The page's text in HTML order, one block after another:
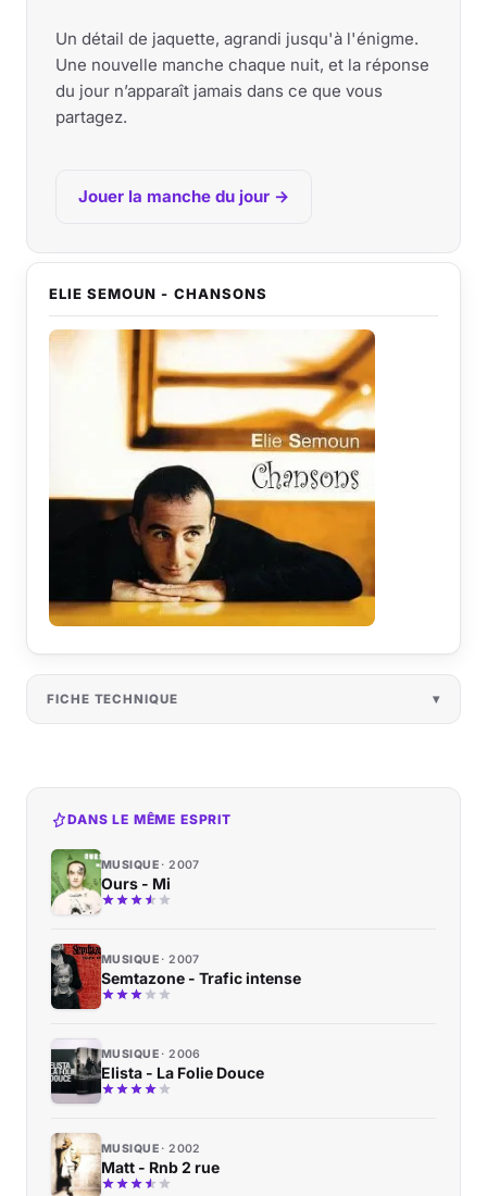
Un détail de jaquette, agrandi jusqu'à l'énigme.
Une nouvelle manche chaque nuit, et la réponse
du jour n’apparaît jamais dans ce que vous
partagez.
Jouer la manche du jour →
ELIE SEMOUN - CHANSONS
FICHE TECHNIQUE
DANS LE MÊME ESPRIT
MUSIQUE 2007
Ours - Mi
MUSIQUE 2007
Semtazone - Trafic intense
MUSIQUE 2006
Elista - La Folie Douce
MUSIQUE 2002
Matt - Rnb 2 rue